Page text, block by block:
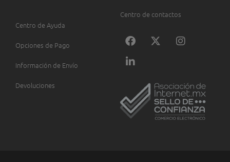
Centro de Ayuda
Opciones de Pago
Información de Envío
Devoluciones
Centro de contactos
F
a
e
o
k
X
-
t
t
e
r
I
n
g
r
a
m
L
i
k
i
n
-